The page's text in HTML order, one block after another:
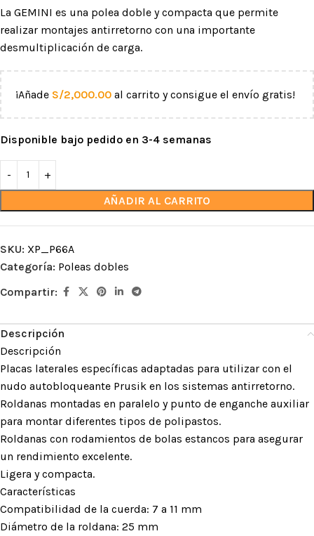
La GEMINI es una polea doble y compacta que permite
realizar montajes antirretorno con una importante
desmultiplicación de carga.
¡Añade S/2,000.00 al carrito y consigue el envío gratis!
Disponible bajo pedido en 3-4 semanas
AÑADIR AL CARRITO
SKU: XP_P66A
Categoría: Poleas dobles
Compartir:
Descripción
Descripción
Placas laterales específicas adaptadas para utilizar con el
nudo autobloqueante Prusik en los sistemas antirretorno.
Roldanas montadas en paralelo y punto de enganche auxiliar
para montar diferentes tipos de polipastos.
Roldanas con rodamientos de bolas estancos para asegurar
un rendimiento excelente.
Ligera y compacta.
Características
Compatibilidad de la cuerda: 7 a 11 mm
Diámetro de la roldana: 25 mm